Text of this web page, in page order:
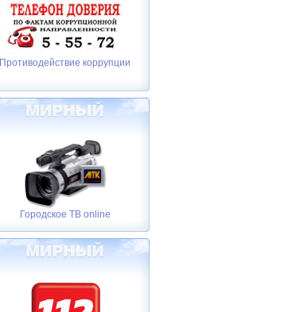
Противодействие коррупции
Городское ТВ online